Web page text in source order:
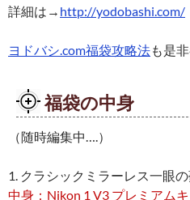
詳細は→ http://yodobashi.com/
ヨドバシ.com福袋攻略法も是
福袋の中身
（随時編集中….）
1. クラシックミラーレス一眼
中身：Nikon 1 V3 プレミアム